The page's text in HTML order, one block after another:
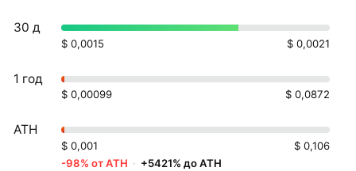
30 д
$ 0,0015 $ 0,0021
1 год
$ 0,00099 $ 0,0872
ATH
$ 0,001
$ 0,106
-98% от ATH · +5421% до ATH